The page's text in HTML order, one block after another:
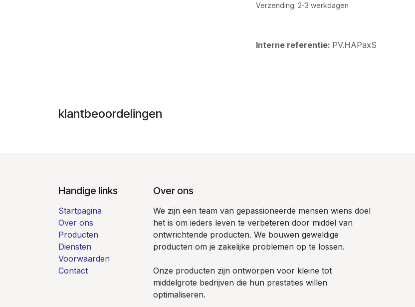
Verzending: 2-3 werkdagen
Interne referentie: PV.HAPaxS
klantbeoordelingen
Handige links
Startpagina
Over ons
Producten
Diensten
Voorwaarden
Contact
Over ons
We zijn een team van gepassioneerde mensen wiens doel
het is om ieders leven te verbeteren door middel van
ontwrichtende producten. We bouwen geweldige
producten om je zakelijke problemen op te lossen.
Onze producten zijn ontworpen voor kleine tot
middelgrote bedrijven die hun prestaties willen
optimaliseren.